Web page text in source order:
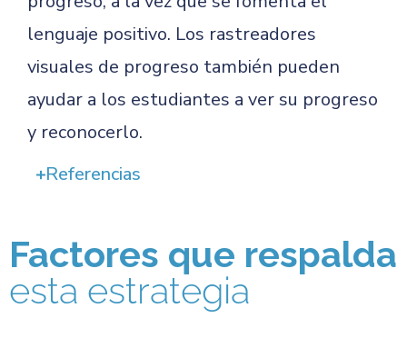
lenguaje positivo. Los rastreadores
visuales de progreso también pueden
ayudar a los estudiantes a ver su progreso
y reconocerlo.
Referencias
Factores que respalda
esta estrategia